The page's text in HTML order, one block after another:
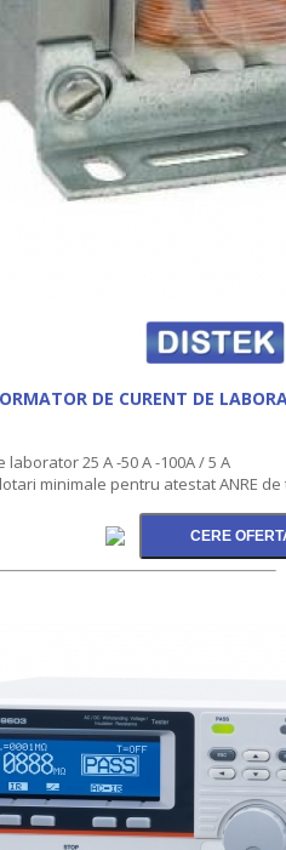
DE CURENT DE
25 A -50 A -100A / 5 A
minimale pentru atestat ANRE de